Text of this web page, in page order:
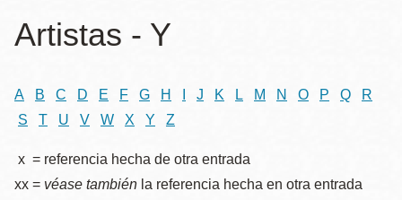
ayuda
la
navegación
Artistas - Y
A B C D E F G H J K L M N O P Q
R
S
T U V W X Y Z
x = referencia hecha de otra entrada
xx = véase también la referencia hecha en otra entrada